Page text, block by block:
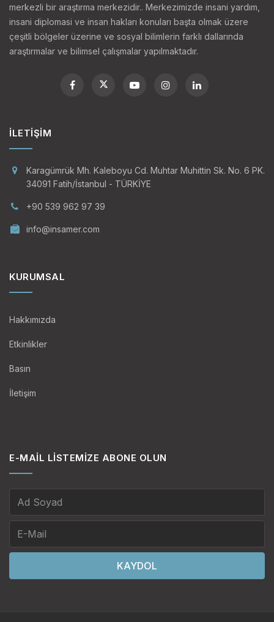
merkezli bir araştırma merkezidir.. Merkezimizde insani yardım,
insani diplomasi ve insan hakları konuları başta olmak üzere
çeşitli bölgeler üzerine ve sosyal bilimlerin farklı dallarında
araştırmalar ve bilimsel çalışmalar yapılmaktadır.
İLETIŞIM
Karagümrük Mh. Kaleboyu Cd. Muhtar Muhittin Sk. No. 6 PK.
34091 Fatih/İstanbul - TÜRKİYE
+90 539 962 97 39
info@insamer.com
KURUMSAL
Hakkımızda
Etkinlikler
Basın
İletişim
E-MAIL LISTEMIZE ABONE OLUN
KAYDOL